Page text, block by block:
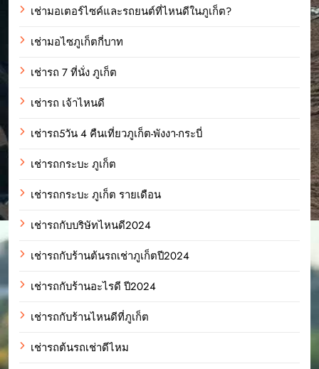
เช่ามอเตอร์ไซค์และรถยนต์ที่ไหนดีในภูเก็ต?
เช่ามอไซภูเก็ตกี่บาท
เช่ารถ 7 ที่นั่ง ภูเก็ต
เช่ารถ เจ้าไหนดี
เช่ารถ5วัน 4 คืนเที่ยวภูเก็ต-พังงา-กระบี่
เช่ารถกระบะ ภูเก็ต
เช่ารถกระบะ ภูเก็ต รายเดือน
เช่ารถกับบริษัทไหนดี2024
เช่ารถกับร้านต้นรถเช่าภูเก็ตปี2024
เช่ารถกับร้านอะไรดี ปี2024
เช่ารถกับร้านไหนดีที่ภูเก็ต
เช่ารถต้นรถเช่าดีไหม